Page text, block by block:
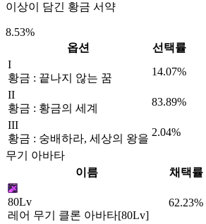
이상이 담긴 황금 서약
8.53%
옵션
선택률
I
황금 : 끝나지 않는 꿈
14.07%
II
황금 : 황금의 세계
83.89%
III
황금 : 숭배하라, 세상의 왕을
2.04%
무기 아바타
이름
채택률
80Lv
레어 무기 클론 아바타[80Lv]
62.23%